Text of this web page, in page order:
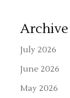
Archive
July 2026
June 2026
May 2026